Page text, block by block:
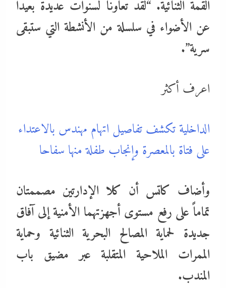
القمة الثنائية. “لقد تعاونّا لسنوات عديدة بعيداً
عن الأضواء في سلسلة من الأنشطة التي ستبقى
سرية”.
اعرف أكثر
الداخلية تكشف تفاصيل اتهام مهندس بالاعتداء
على فتاة بالمعصرة وإنجاب طفلة منها سفاحا
وأضاف كاتس أن كلا الإدارتين مصممتان
تماماً على رفع مستوى أجهزتهما الأمنية إلى آفاق
جديدة لحماية المصالح البحرية الثنائية وحماية
الممرات الملاحية المتقلبة عبر مضيق باب
المندب.